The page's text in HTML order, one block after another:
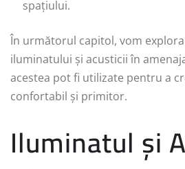
spațiului.
În următorul capitol, vom
iluminatului și acusticii în
acestea pot fi utilizate pentru a
confortabil și primitor.
Iluminatul și